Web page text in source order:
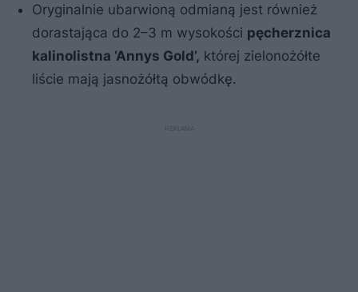
Oryginalnie ubarwioną odmianą jest również
dorastająca do 2–3 m wysokości pęcherznica
kalinolistna ‘Annys Gold’, której zielonożółte
liście mają jasnożółtą obwódkę.